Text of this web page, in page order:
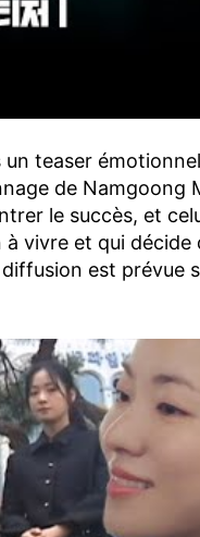
teaser
de Namgoong
le succès, et
à vivre et qui décide
est prévue